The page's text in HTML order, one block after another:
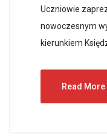
Uczniowie
nowoczesnym
kierunkiem
Read More